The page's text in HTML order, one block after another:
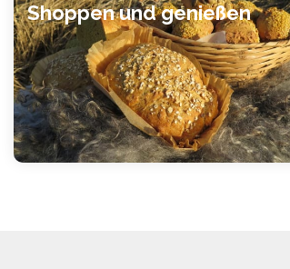
Shoppen und genießen